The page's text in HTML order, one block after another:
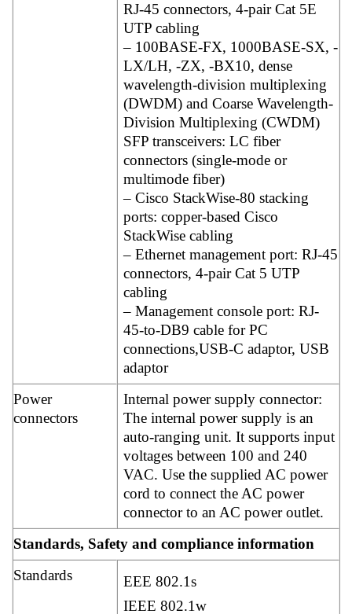
RJ-45 connectors, 4-pair Cat 5E
UTP cabling
– 100BASE-FX, 1000BASE-SX, -
LX/LH, -ZX, -BX10, dense
wavelength-division multiplexing
(DWDM) and Coarse Wavelength-
Division Multiplexing (CWDM)
SFP transceivers: LC fiber
connectors (single-mode or
multimode fiber)
– Cisco StackWise-80 stacking
ports: copper-based Cisco
StackWise cabling
– Ethernet management port: RJ-45
connectors, 4-pair Cat 5 UTP
cabling
– Management console port: RJ-
45-to-DB9 cable for PC
connections,USB-C adaptor, USB
adaptor
Power
connectors
Internal power supply connector:
The internal power supply is an
auto-ranging unit. It supports input
voltages between 100 and 240
VAC. Use the supplied AC power
cord to connect the AC power
connector to an AC power outlet.
Standards, Safety and compliance information
Standards
EEE 802.1s
IEEE 802.1w